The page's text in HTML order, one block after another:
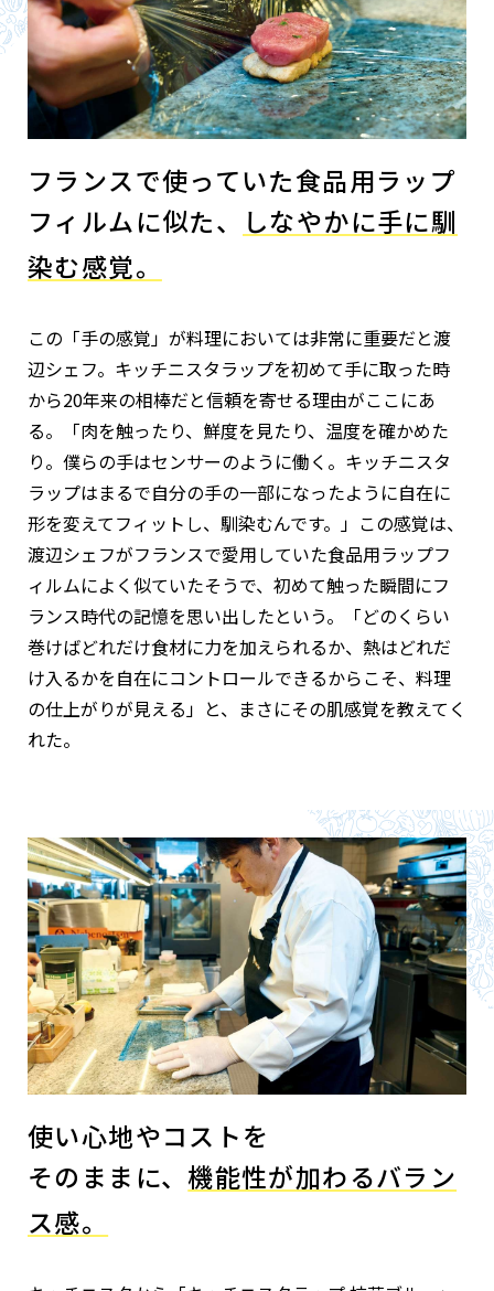
フランスで使っていた食品用ラップ
フィルムに似た、
しなやかに手に馴
染む感覚。
この「手の感覚」が料理においては非常に重要だと渡
辺シェフ。キッチニスタラップを初めて手に取った時
から20年来の相棒だと信頼を寄せる理由がここにあ
る。「肉を触ったり、鮮度を見たり、温度を確かめた
り。僕らの手はセンサーのように働く。キッチニスタ
ラップはまるで自分の手の一部になったように自在に
形を変えてフィットし、馴染むんです。」この感覚は、
渡辺シェフがフランスで愛用していた食品用ラップフ
ィルムによく似ていたそうで、初めて触った瞬間にフ
ランス時代の記憶を思い出したという。「どのくらい
巻けばどれだけ食材に力を加えられるか、熱はどれだ
け入るかを自在にコントロールできるからこそ、料理
の仕上がりが見える」と、まさにその肌感覚を教えてく
れた。
使い心地やコストを
そのままに、機能性が加わるバラン
ス感。